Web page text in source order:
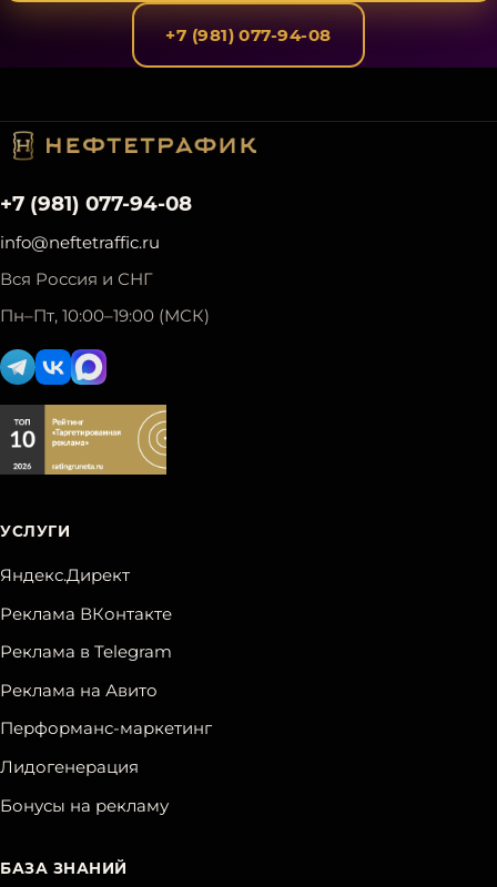
+7 (981) 077-94-08
+7 (981) 077-94-08
info@neftetraffic.ru
Вся Россия и СНГ
Пн–Пт, 10:00–19:00 (МСК)
УСЛУГИ
Яндекс.Директ
Реклама ВКонтакте
Реклама в Telegram
Реклама на Авито
Перформанс-маркетинг
Лидогенерация
Бонусы на рекламу
БАЗА ЗНАНИЙ